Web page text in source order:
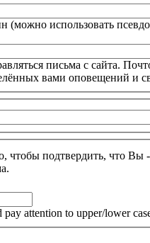
(можно использовать
письма с сайта.
вами оповещений и
чтобы подтвердить, что
pay attention to upper/lower